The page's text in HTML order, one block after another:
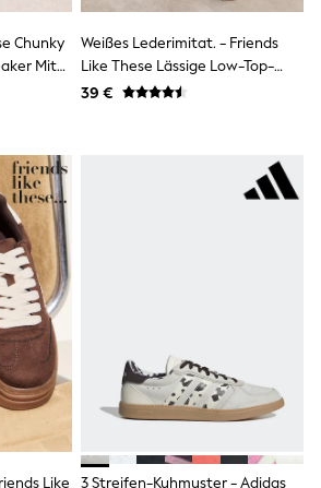
Chunky
Mit
Weißes Lederimitat. - Friends
Like These Lässige Low-Top-
Sneaker Mit Flatform Und
39 €
Like
3 Streifen-Kuhmuster - Adidas